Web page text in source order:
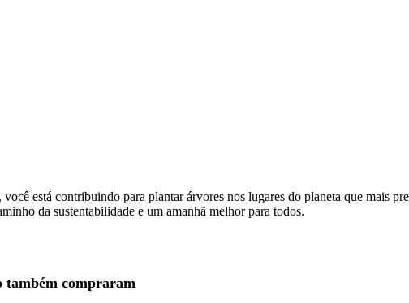
está contribuindo para plantar árvores nos lugares do planeta que mais
da sustentabilidade e um amanhã melhor para todos.
também compraram